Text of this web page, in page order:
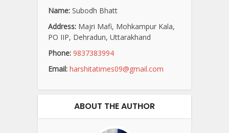
Name: Subodh Bhatt
Address: Majri Mafi, Mohkampur Kala,
PO IIP, Dehradun, Uttarakhand
Phone: 9837383994
Email: harshitatimes09@gmail.com
ABOUT THE AUTHOR